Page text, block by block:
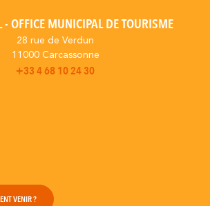
- OFFICE MUNICIPAL DE TOURISME
28 rue de Verdun
11000 Carcassonne
+33 4 68 10 24 30
VENIR ?